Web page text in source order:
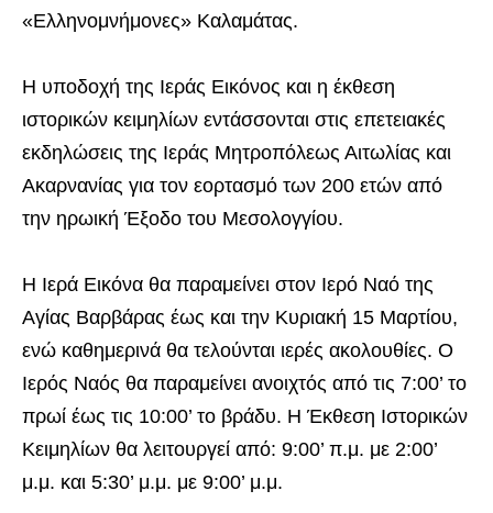
«Ελληνομνήμονες» Καλαμάτας.
Η υποδοχή της Ιεράς Εικόνος και η έκθεση
ιστορικών κειμηλίων εντάσσονται στις επετειακές
εκδηλώσεις της Ιεράς Μητροπόλεως Αιτωλίας και
Ακαρνανίας για τον εορτασμό των 200 ετών από
την ηρωική Έξοδο του Μεσολογγίου.
Η Ιερά Εικόνα θα παραμείνει στον Ιερό Ναό της
Αγίας Βαρβάρας έως και την Κυριακή 15 Μαρτίου,
ενώ καθημερινά θα τελούνται ιερές ακολουθίες. Ο
Ιερός Ναός θα παραμείνει ανοιχτός από τις 7:00’ το
πρωί έως τις 10:00’ το βράδυ. Η Έκθεση Ιστορικών
Κειμηλίων θα λειτουργεί από: 9:00’ π.μ. με 2:00’
μ.μ. και 5:30’ μ.μ. με 9:00’ μ.μ.